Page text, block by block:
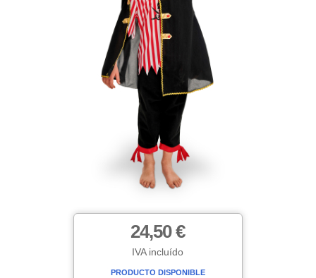
24,50 €
IVA incluído
PRODUCTO DISPONIBLE